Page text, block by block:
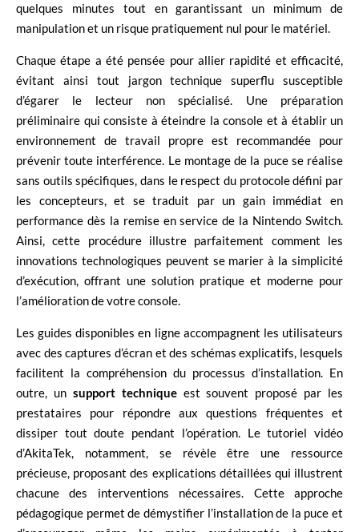
quelques minutes tout en garantissant un minimum de
manipulation et un risque pratiquement nul pour le matériel.
Chaque étape a été pensée pour allier rapidité et efficacité,
évitant ainsi tout jargon technique superflu susceptible
d’égarer le lecteur non spécialisé. Une préparation
préliminaire qui consiste à éteindre la console et à établir un
environnement de travail propre est recommandée pour
prévenir toute interférence. Le montage de la puce se réalise
sans outils spécifiques, dans le respect du protocole défini par
les concepteurs, et se traduit par un gain immédiat en
performance dès la remise en service de la Nintendo Switch.
Ainsi, cette procédure illustre parfaitement comment les
innovations technologiques peuvent se marier à la simplicité
d’exécution, offrant une solution pratique et moderne pour
l’amélioration de votre console.
Les guides disponibles en ligne accompagnent les utilisateurs
avec des captures d’écran et des schémas explicatifs, lesquels
facilitent la compréhension du processus d’installation. En
outre, un support techniqueest souvent proposé par les
prestataires pour répondre aux questions fréquentes et
dissiper tout doute pendant l’opération. Le tutoriel vidéo
d’AkitaTek, notamment, se révèle être une ressource
précieuse, proposant des explications détaillées qui illustrent
chacune des interventions nécessaires. Cette approche
pédagogique permet de démystifier l’installation de la puce et